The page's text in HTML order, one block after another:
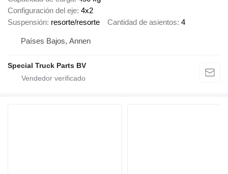
Configuración del eje 4x2
Suspensión resorte/resorte Cantidad de asientos 4
Países Bajos, Annen
Special Truck Parts BV